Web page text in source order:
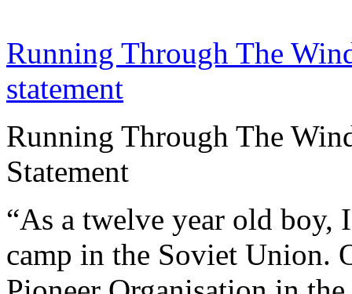
Running Through The
statement
Running Through The
Statement
“As a twelve year old boy,
camp in the Soviet Union.